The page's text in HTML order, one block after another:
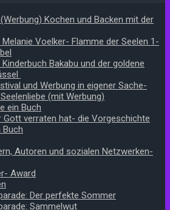
Kochen und Backen mit der
Melanie Voelker- Flamme der Seelen 1-
Bakabu und der goldene
und Werbung in eigener Sache-
(mit Werbung)
ein Buch
Gott verraten hat- die Vorgeschichte
Buch
Autoren und sozialen Netzwerken-
Award
Der perfekte Sommer
Sammelwut